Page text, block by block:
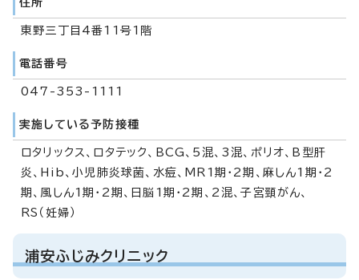
住所
東野三丁目4番11号1階
電話番号
047-353-1111
実施している予防接種
ロタリックス、ロタテック、BCG、5混、3混、ポリオ、B型肝
炎、Hib、小児肺炎球菌、水痘、MR1期・2期、麻しん1期・2
期、風しん1期・2期、日脳1期・2期、2混、子宮頸がん、
RS（妊婦）
浦安ふじみクリニック